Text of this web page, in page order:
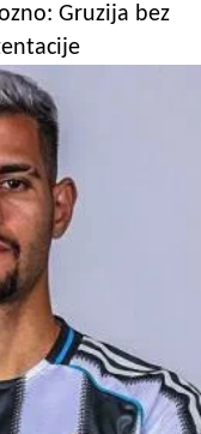
Gruzija bez